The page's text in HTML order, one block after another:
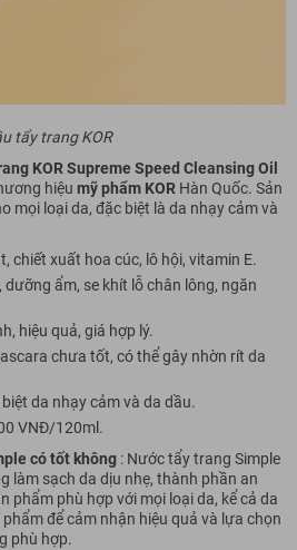
tẩy trang KOR
KOR Supreme Speed Cleansing Oil
hiệu mỹ phẩm KORHàn Quốc. Sản
mọi loại da, đặc biệt là da nhạy cảm và
chiết xuất hoa cúc, lô hội, vitamin E.
dưỡng ẩm, se khít lỗ chân lông, ngăn
hiệu quả, giá hợp lý.
chưa tốt, có thể gây nhờn rít da
da nhạy cảm và da dầu.
VNĐ/120ml.
có tốt không: Nước tẩy trang Simple
làm sạch da dịu nhẹ, thành phần an
phẩm phù hợp với mọi loại da, kể cả da
để cảm nhận hiệu quả và lựa chọn
phù hợp.